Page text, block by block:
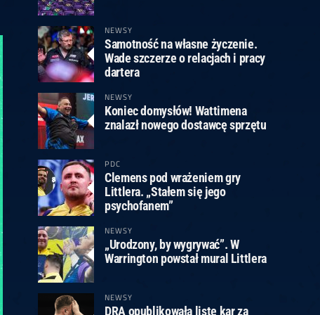
6
10.07, 19:30 (R1)
S. Price
10.07, 19:00 (R1)
6
5
10.07, 13:30 (R1)
Joyce
Varila
1
10.07, 13:00 (R1)
NEWSY
Samotność na własne życzenie.
Wade szczerze o relacjach i pracy
dartera
NEWSY
Koniec domysłów! Wattimena
znalazł nowego dostawcę sprzętu
PDC
Clemens pod wrażeniem gry
Littlera. „Stałem się jego
psychofanem”
NEWSY
„Urodzony, by wygrywać”. W
Warrington powstał mural Littlera
NEWSY
DRA opublikowała listę kar za